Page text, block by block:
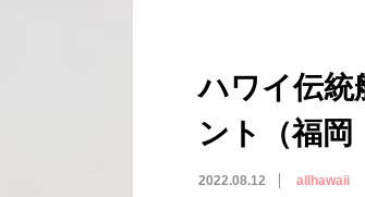
ハワイ伝統
ント（福岡
2022.08.12 allhawaii